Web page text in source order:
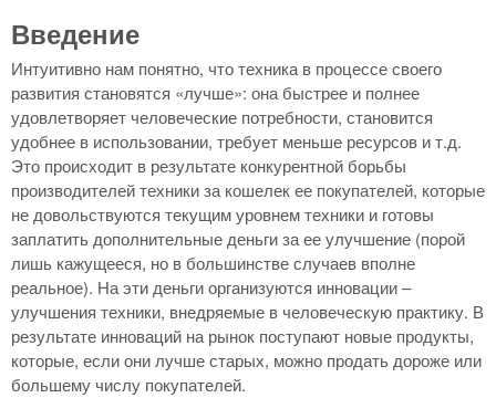
Введение
Интуитивно нам понятно, что техника в процессе своего
развития становятся «лучше»: она быстрее и полнее
удовлетворяет человеческие потребности, становится
удобнее в использовании, требует меньше ресурсов и т.д.
Это происходит в результате конкурентной борьбы
производителей техники за кошелек ее покупателей, которые
не довольствуются текущим уровнем техники и готовы
заплатить дополнительные деньги за ее улучшение (порой
лишь кажущееся, но в большинстве случаев вполне
реальное). На эти деньги организуются инновации –
улучшения техники, внедряемые в человеческую практику. В
результате инноваций на рынок поступают новые продукты,
которые, если они лучше старых, можно продать дороже или
большему числу покупателей.